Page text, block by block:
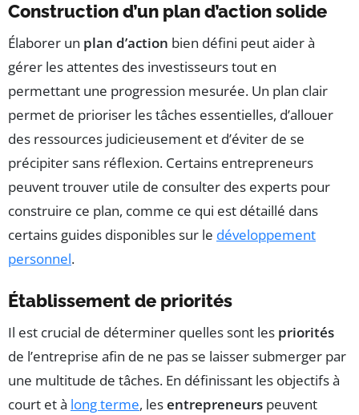
Construction d’un plan d’action solide
Élaborer un plan d’action bien défini peut aider à
gérer les attentes des investisseurs tout en
permettant une progression mesurée. Un plan clair
permet de prioriser les tâches essentielles, d’allouer
des ressources judicieusement et d’éviter de se
précipiter sans réflexion. Certains entrepreneurs
peuvent trouver utile de consulter des experts pour
construire ce plan, comme ce qui est détaillé dans
certains guides disponibles sur le développement
personnel.
Établissement de priorités
Il est crucial de déterminer quelles sont les priorités
de l’entreprise afin de ne pas se laisser submerger par
une multitude de tâches. En définissant les objectifs à
court et à long terme, lesentrepreneurs peuvent